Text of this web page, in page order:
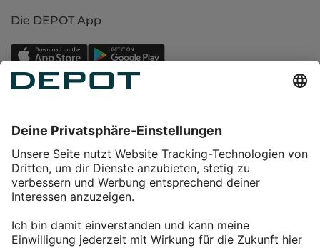
Die DEPOT App
Service
Über DEPOT
Kontakt